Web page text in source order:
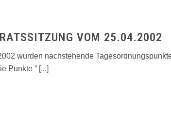
VOM 25.04.2002
wurden nachstehende
Punkte “ [...]